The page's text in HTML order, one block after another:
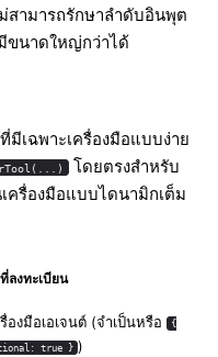
สามารถรักษาลำดับอินพุต
ขนาดใหญ่กว่าได้
เฉพาะเครื่องมือแบบง่าย
โดยตรงสำหรับ
ครื่องมือแบบไดนามิกเต็ม
ลงทะเบียน
องมือเอเจนต์ (จำเป็นหรือ {
true } )